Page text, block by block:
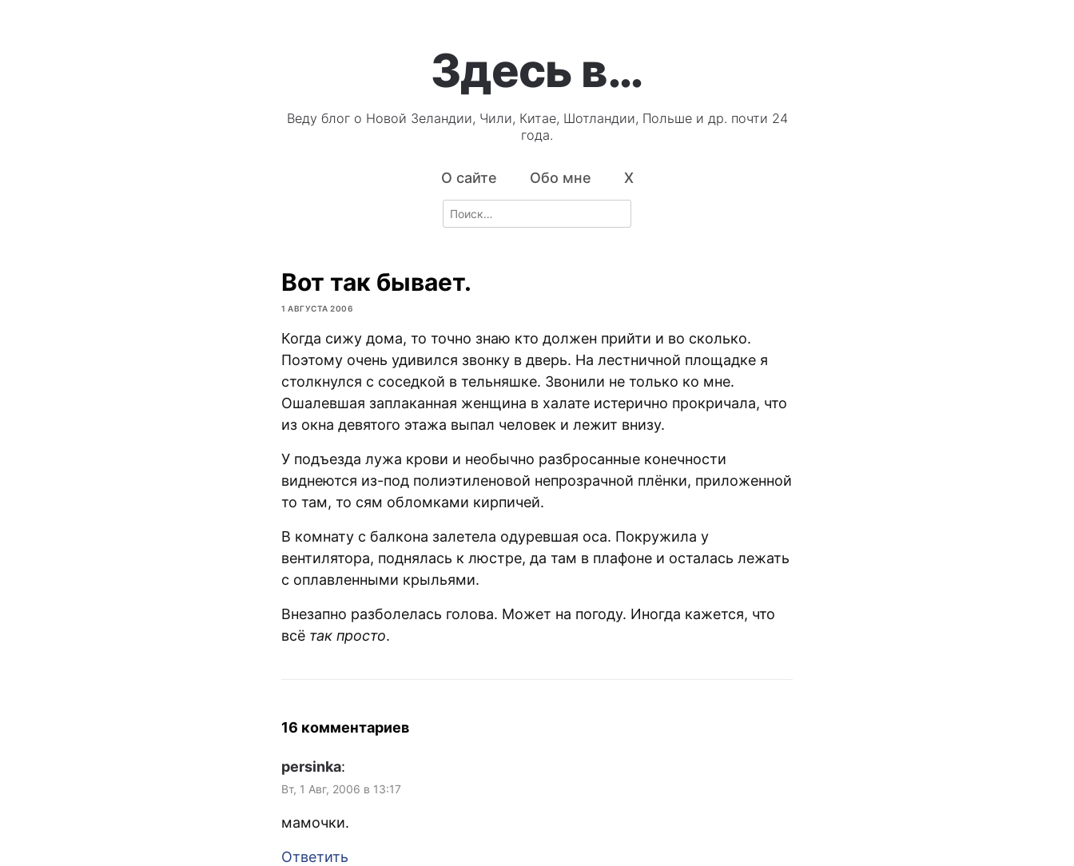
Здесь в…
Веду блог о Новой Зеландии, Чили, Китае, Шотландии, Польше и др. почти 24
года.
О сайте Обо мне X
Search
for:
Вот так бывает.
1 АВГУСТА 2006
Когда сижу дома, то точно знаю кто должен прийти и во сколько.
Поэтому очень удивился звонку в дверь. На лестничной площадке я
столкнулся с соседкой в тельняшке. Звонили не только ко мне.
Ошалевшая заплаканная женщина в халате истерично прокричала, что
из окна девятого этажа выпал человек и лежит внизу.
У подъезда лужа крови и необычно разбросанные конечности
виднеются из-под полиэтиленовой непрозрачной плёнки, приложенной
то там, то сям обломками кирпичей.
В комнату с балкона залетела одуревшая оса. Покружила у
вентилятора, поднялась к люстре, да там в плафоне и осталась лежать
с оплавленными крыльями.
Внезапно разболелась голова. Может на погоду. Иногда кажется, что
всё так просто.
16 комментариев
persinka:
Вт, 1 Авг, 2006 в 13:17
мамочки.
Ответить